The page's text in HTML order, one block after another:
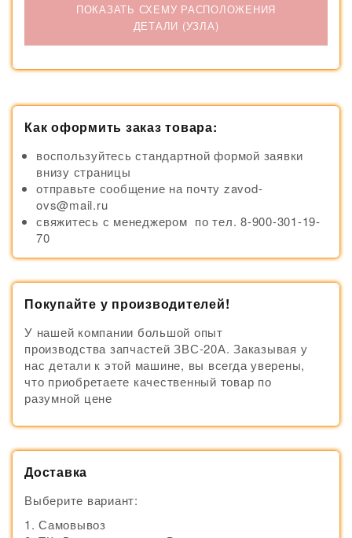
ПОКАЗАТЬ СХЕМУ РАСПОЛОЖЕНИЯ
ДЕТАЛИ (УЗЛА)
Как оформить заказ товара:
воспользуйтесь стандартной формой заявки
внизу страницы
отправьте сообщение на почту zavod-
ovs@mail.ru
свяжитесь с менеджером по тел. 8-900-301-19-
70
Покупайте у производителей!
У нашей компании большой опыт
производства запчастей ЗВС-20А. Заказывая у
нас детали к этой машине, вы всегда уверены,
что приобретаете качественный товар по
разумной цене
Доставка
Выберите вариант:
Самовывоз